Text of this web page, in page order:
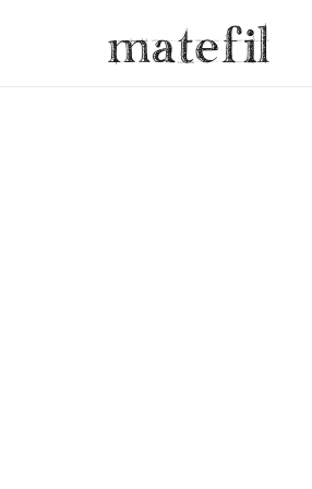
Ara: